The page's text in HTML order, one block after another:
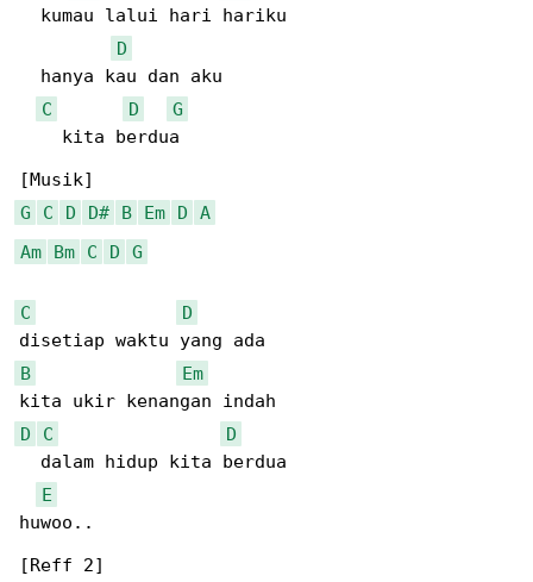
kumau lalui hari hariku
D
hanya kau dan aku
C
D
G
kita berdua
G
C D D# B Em D
A
Am
Bm C D G
C
D
B
Em
D
C
D
dalam hidup kita berdua
E
huwoo..
[Reff 2]